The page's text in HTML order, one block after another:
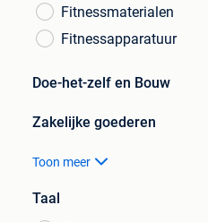
Fitnessmaterialen
Fitnessapparatuur
Doe-het-zelf en Bouw
Zakelijke goederen
Toon meer
Taal